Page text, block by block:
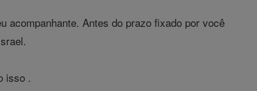
acompanhante. Antes do prazo fixado por você
isso .